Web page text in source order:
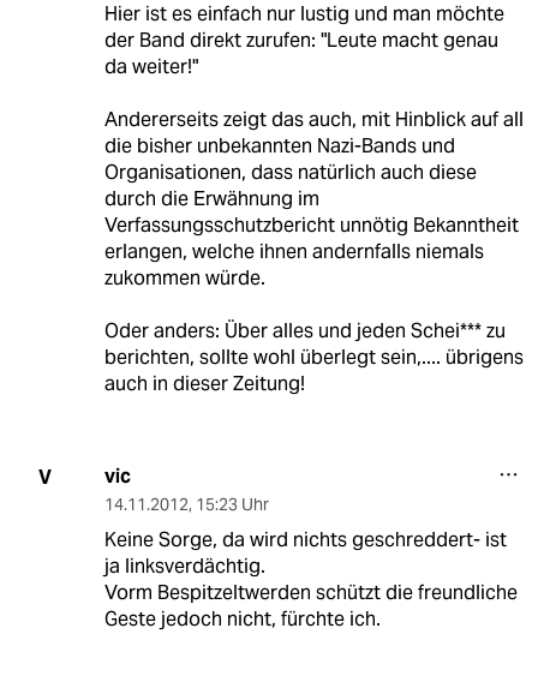
Hier ist es einfach nur lustig und man möchte
der Band direkt zurufen: "Leute macht genau
da weiter!"
Andererseits zeigt das auch, mit Hinblick auf all
die bisher unbekannten Nazi-Bands und
Organisationen, dass natürlich auch diese
durch die Erwähnung im
Verfassungsschutzbericht unnötig Bekanntheit
erlangen, welche ihnen andernfalls niemals
zukommen würde.
Oder anders: Über alles und jeden Schei*** zu
berichten, sollte wohl überlegt sein,.... übrigens
auch in dieser Zeitung!
V vic
14.11.2012, 15:23 Uhr
Keine Sorge, da wird nichts geschreddert- ist
ja linksverdächtig.
Vorm Bespitzeltwerden schützt die freundliche
Geste jedoch nicht, fürchte ich.